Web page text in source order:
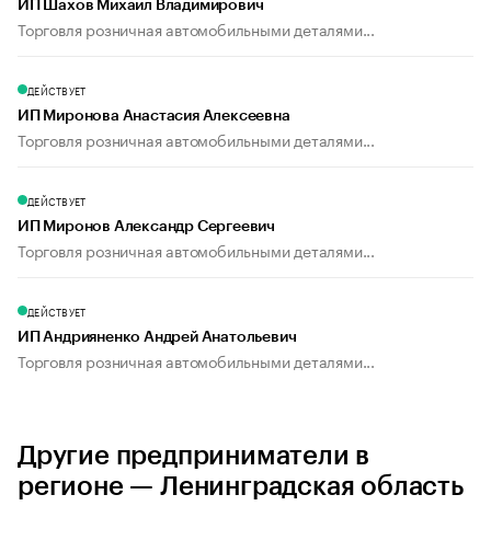
ИП Шахов Михаил Владимирович
Торговля розничная автомобильными деталями...
ДЕЙСТВУЕТ
ИП Миронова Анастасия Алексеевна
Торговля розничная автомобильными деталями...
ДЕЙСТВУЕТ
ИП Миронов Александр Сергеевич
Торговля розничная автомобильными деталями...
ДЕЙСТВУЕТ
ИП Андрияненко Андрей Анатольевич
Торговля розничная автомобильными деталями...
Другие предприниматели в
регионе — Ленинградская область